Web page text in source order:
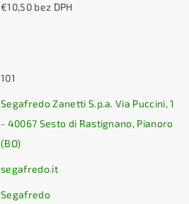
€10,50 bez DPH
101
Segafredo Zanetti S.p.a. Via Puccini, 1
- 40067 Sesto di Rastignano, Pianoro
(BO)
segafredo.it
Segafredo